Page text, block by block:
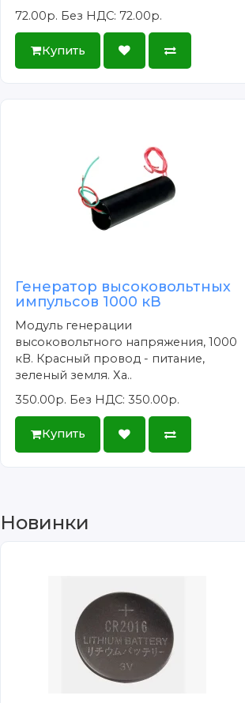
72.00р. Без НДС: 72.00р.
Купить
Генератор высоковольтных
импульсов 1000 кВ
Модуль генерации
высоковольтного напряжения, 1000
кВ. Красный провод - питание,
зеленый земля. Ха..
350.00р. Без НДС: 350.00р.
Купить
Новинки